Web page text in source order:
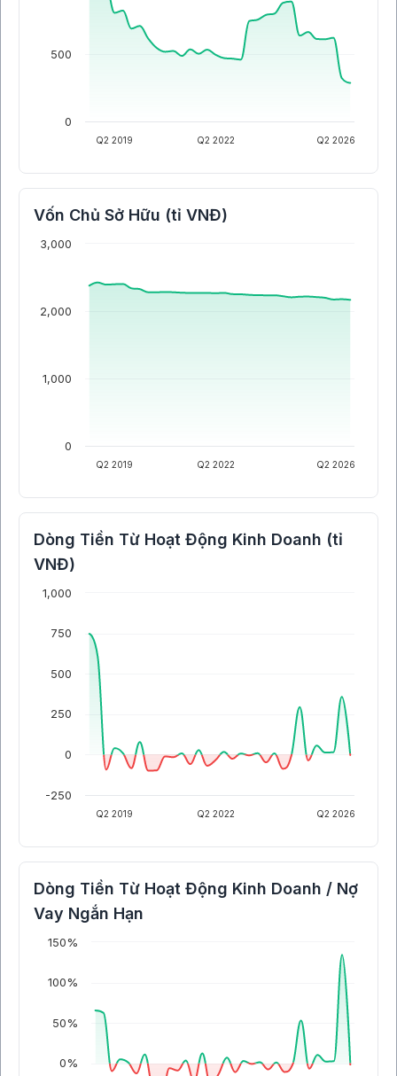
Q2 2019 Q2 2022 Q2 2026
0
500
Vốn Chủ Sở Hữu (tỉ VNĐ)
Q2 2019 Q2 2022 Q2 2026
0
1,000
2,000
3,000
Dòng Tiền Từ Hoạt Động Kinh Doanh (tỉ
VNĐ)
Q2 2019 Q2 2022 Q2 2026
-250
0
250
500
750
1,000
Dòng Tiền Từ Hoạt Động Kinh Doanh / Nợ
Vay Ngắn Hạn
0%
50%
100%
150%